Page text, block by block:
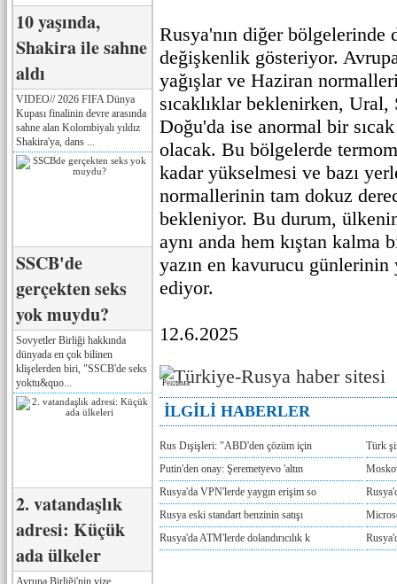
10 yaşında,
Shakira ile sahne
aldı
VIDEO// 2026 FIFA Dünya
Kupası finalinin devre arasında
sahne alan Kolombiyalı yıldız
Shakira'ya, dans ...
SSCB'de
gerçekten seks
yok muydu?
Sovyetler Birliği hakkında
dünyada en çok bilinen
klişelerden biri, "SSCB'de seks
yoktu&quo...
2. vatandaşlık
adresi: Küçük
ada ülkeler
Avrupa Birliği'nin vize
Rusya'nın diğer bölgelerinde
değişkenlik gösteriyor.
yağışlar ve Haziran
sıcaklıklar beklenirken,
Doğu'da ise anormal bir
olacak. Bu bölgelerde
kadar yükselmesi ve bazı
normallerinin tam dokuz
bekleniyor. Bu durum,
aynı anda hem kıştan kalma
yazın en kavurucu günlerinin
ediyor.
12.6.2025
Реклама
İLGİLİ HABERLER
Rus Dışişleri: "ABD'den çözüm için
Türk
Putin'den onay: Şeremetyevo 'altın
Rusya'da VPN'lerde yaygın erişim so
Rusya eski standart benzinin satışı
Rusya'da ATM'lerde dolandırıcılık k